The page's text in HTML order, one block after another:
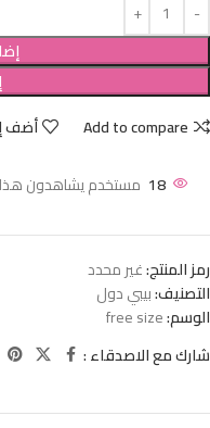
Add to compare
أضف
18 مستخدم يشاهدون هذا
رمز المنتج:غير محدد
التصنيف:بيبي دول
الوسم:free size
شارك مع الاصدقاء :